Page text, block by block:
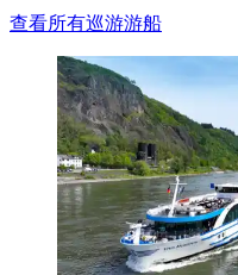
查看所有巡游游船